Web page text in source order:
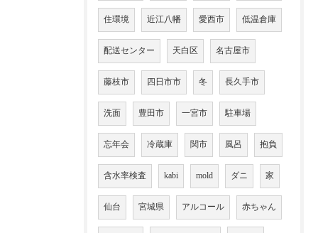
住環境 近江八幡 愛西市 低温倉庫
配送センター 天白区 名古屋市
藤枝市 四日市市 冬 長久手市
洗面 豊田市 一宮市 駐車場
忘年会 冷蔵庫 関市 風呂 抱負
含水率検査 kabi mold ダニ 家
仙台 宮城県 アルコール 赤ちゃん